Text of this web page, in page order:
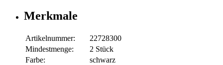
Merkmale
Artikelnummer:
22728300
Mindestmenge:
2 Stück
Farbe:
schwarz